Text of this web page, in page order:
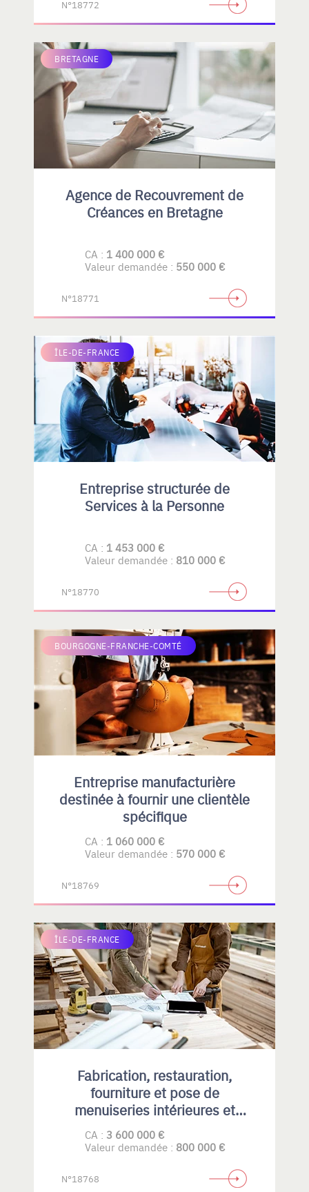
N°18772
BRETAGNE
Agence de Recouvrement de
Créances en Bretagne
CA : 1 400 000 €
Valeur demandée : 550 000 €
N°18771
ÎLE-DE-FRANCE
Entreprise structurée de
Services à la Personne
CA : 1 453 000 €
Valeur demandée : 810 000 €
N°18770
BOURGOGNE-FRANCHE-COMTÉ
Entreprise manufacturière
destinée à fournir une clientèle
spécifique
CA : 1 060 000 €
Valeur demandée : 570 000 €
N°18769
ÎLE-DE-FRANCE
Fabrication, restauration,
fourniture et pose de
menuiseries intérieures et
extérieures , principalement en
bois
CA : 3 600 000 €
Valeur demandée : 800 000 €
N°18768